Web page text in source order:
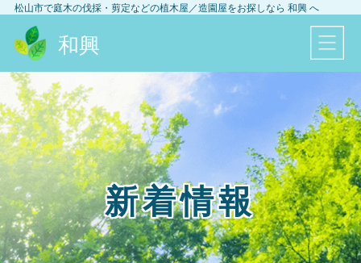
松山市で庭木の伐採・剪定などの植木屋／造園屋をお探しなら 和興へ
和興
新着情報